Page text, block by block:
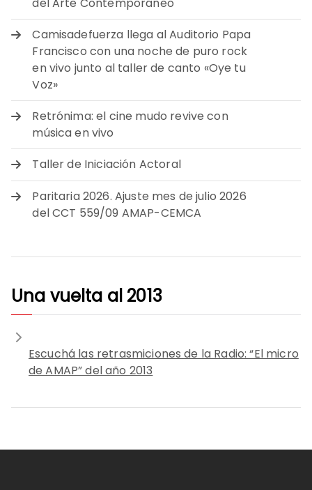
Camisadefuerza llega al Auditorio Papa
Francisco con una noche de puro rock
en vivo junto al taller de canto «Oye tu
Voz»
Retrónima: el cine mudo revive con
música en vivo
Taller de Iniciación Actoral
Paritaria 2026. Ajuste mes de julio 2026
del CCT 559/09 AMAP-CEMCA
Una vuelta al 2013
Escuchá las retrasmiciones de la Radio: “El micro
de AMAP” del año 2013